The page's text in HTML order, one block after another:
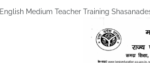
English Medium Teacher Training Shasanadesh |